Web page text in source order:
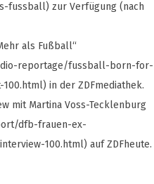
zur Verfügung (nach
als Fußball“
reportage/fussball-born-for-
in der ZDFmediathek.
mit Martina Voss-Tecklenburg
dfb-frauen-ex-
100.html) auf ZDFheute.